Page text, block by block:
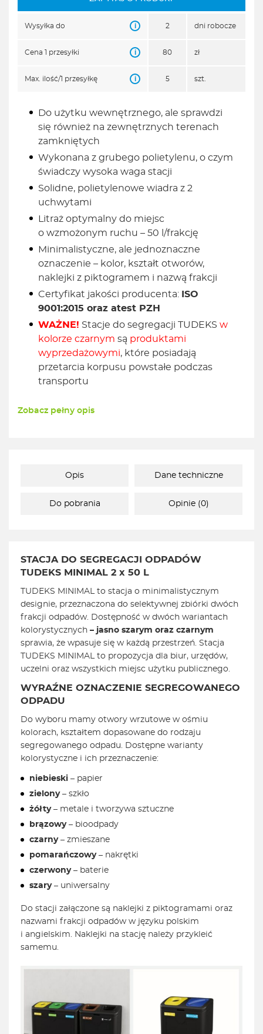
Wysyłka do i 2 dni robocze
Cena 1 przesyłki i 80 zł
Max. ilość/1 przesyłkę i 5 szt.
Do użytku wewnętrznego, ale sprawdzi
się również na zewnętrznych terenach
zamkniętych
Wykonana z grubego polietylenu, o czym
świadczy wysoka waga stacji
Solidne, polietylenowe wiadra z 2
uchwytami
Litraż optymalny do miejsc
o wzmożonym ruchu – 50 l/frakcję
Minimalistyczne, ale jednoznaczne
oznaczenie – kolor, kształt otworów,
naklejki z piktogramem i nazwą frakcji
Certyfikat jakości producenta: ISO
9001:2015 oraz atest PZH
WAŻNE! Stacje do segregacji TUDEKS w
kolorze czarnym są produktami
wyprzedażowymi, które posiadają
przetarcia korpusu powstałe podczas
transportu
Zobacz pełny opis
Opis Dane techniczne
Do pobrania Opinie (0)
STACJA DO SEGREGACJI ODPADÓW
TUDEKS MINIMAL 2 x 50 L
TUDEKS MINIMAL to stacja o minimalistycznym
designie, przeznaczona do selektywnej zbiórki dwóch
frakcji odpadów. Dostępność w dwóch wariantach
kolorystycznych – jasno szarym oraz czarnym
sprawia, że wpasuje się w każdą przestrzeń. Stacja
TUDEKS MINIMAL to propozycja dla biur, urzędów,
uczelni oraz wszystkich miejsc użytku publicznego.
WYRAŹNE OZNACZENIE SEGREGOWANEGO
ODPADU
Do wyboru mamy otwory wrzutowe w ośmiu
kolorach, kształtem dopasowane do rodzaju
segregowanego odpadu. Dostępne warianty
kolorystyczne i ich przeznaczenie:
niebieski – papier
zielony– szkło
żółty– metale i tworzywa sztuczne
brązowy– bioodpady
czarny– zmieszane
pomarańczowy– nakrętki
czerwony– baterie
szary– uniwersalny
Do stacji załączone są naklejki z piktogramami oraz
nazwami frakcji odpadów w języku polskim
i angielskim. Naklejki na stację należy przykleić
samemu.